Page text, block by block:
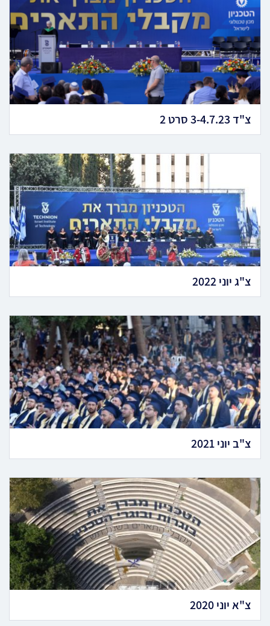
צ"ד 3-4.7.23 סרט 2
צ"ג יוני 2022
צ"ב יוני 2021
צ"א יוני 2020